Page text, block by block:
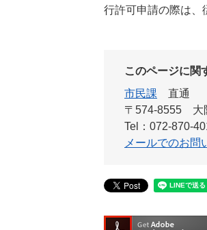
行許可申請の際は、
このページに関
市民課
直通
〒574-8555 大
Tel：072-870-
メールでのお問